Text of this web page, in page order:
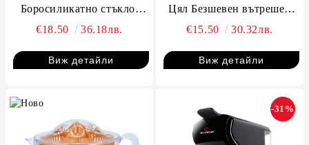
Боросиликатно стъкло,
LED светлини
€18.50 36.18лв.
Виж детайли
Цял Безшевен вътрешен
иноксов корпус
€15.50 30.32лв.
Виж детайли
-31%